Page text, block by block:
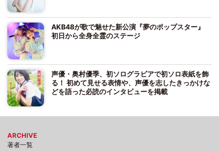
AKB48が歌で魅せた新公演『夢のポップスター』
初日から全身全霊のステージ
声優・奥村優季、初ソログラビアで初ソロ表紙を飾
る！ 初めて見せる表情や、声優を志したきっかけな
どを語った必読のインタビューを掲載
ARCHIVE
著者一覧